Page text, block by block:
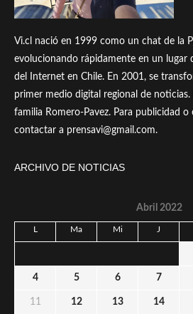
Vi.cl nació en 1999 como un chat de la
evolucionando rápidamente en un lugar
del Internet en Chile. En 2001, se
primer medio digital regional de
familia Romero-Pavez. Para publicidad
contactar a prensavi@gmail.com.
ARCHIVO DE NOTICIAS
Abril 2022
L Ma Mi J
4 5 6 7
11 12 13 14